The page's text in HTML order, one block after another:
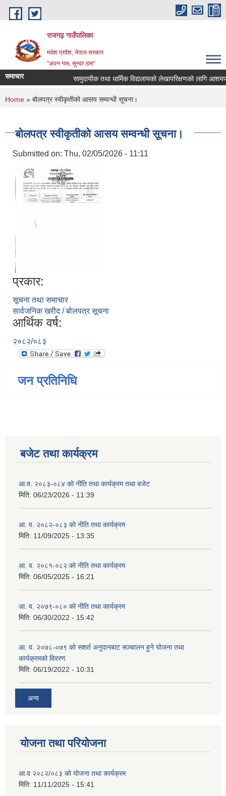
Skip to main content
राजगढ़ गाउँपालिका
मधेश प्रदेश, नेपाल सरकार
"अपन गाम, सुन्दर ठाम"
समाचार सामुदायीक तथा धार्मिक विद्यलायको लेखापरिक्षणको लागि
You are here
Home » बोलपत्र स्वीकृतीको आसय सम्वन्धी सूचना।
बोलपत्र स्वीकृतीको आसय सम्वन्धी सूचना।
Submitted on: Thu, 02/05/2026 - 11:11
प्रकार:
सूचना तथा समाचार
सार्वजनिक खरीद / बोलपत्र सूचना
आर्थिक वर्ष:
२०८२/०८३
जन प्रतिनिधि
बजेट तथा कार्यक्रम
आ.व. २०८३-०८४ को नीति तथा कार्यक्रम तथा बजेट
मिति: 06/23/2026 - 11:39
आ. व. २०८२-०८३ को नीति तथा कार्यक्रम
मिति: 11/09/2025 - 13:35
आ. व. २०८१-०८२ को नीति तथा कार्यक्रम
मिति: 06/05/2025 - 16:21
आ. व. २०७९-०८० को नीति तथा कार्यक्रम
मिति: 06/30/2022 - 15:42
आ. व. २०७८-०७९ को सशर्त अनुदानबाट सञ्चालन हुने योजना तथा
कार्यक्रमको विवरण
मिति: 06/19/2022 - 10:31
अन्य
योजना तथा परियोजना
आ.व २०८२/०८३ को योजना तथा कार्यक्रम
मिति: 11/11/2025 - 15:41